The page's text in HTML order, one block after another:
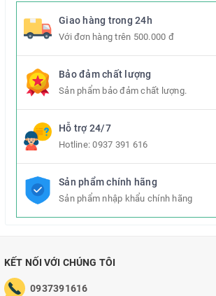
Giao hàng trong 24h
Với đơn hàng trên 500.000 đ
Bảo đảm chất lượng
Sản phẩm bảo đảm chất lượng.
Hỗ trợ 24/7
Hotline:0937 391 616
Sản phẩm chính hãng
Sản phẩm nhập khẩu chính hãng
KẾT NỐI VỚI CHÚNG TÔI
0937391616